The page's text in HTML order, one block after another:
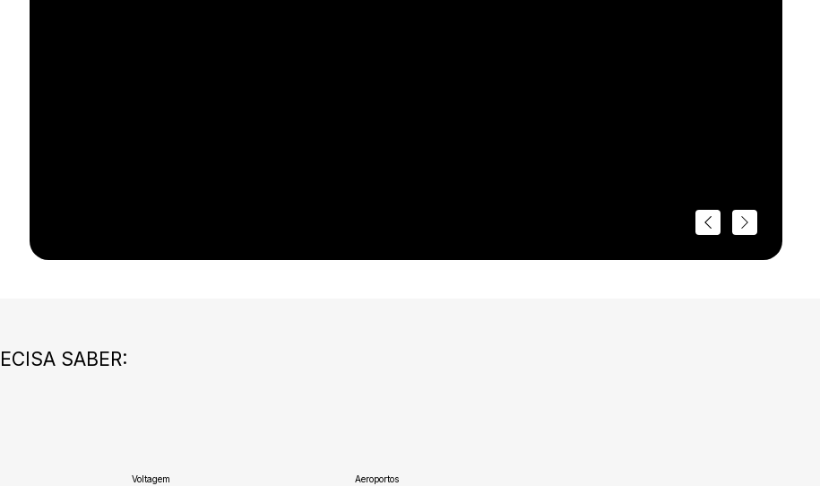
SABER:
Voltagem Aeroportos